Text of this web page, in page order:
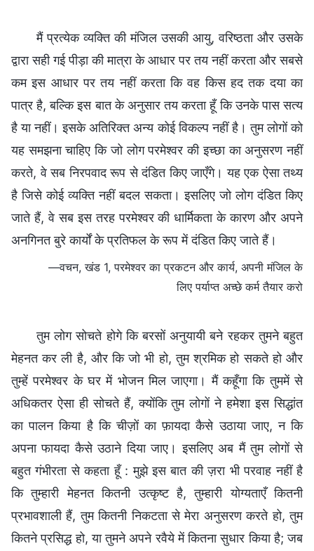
मैं प्रत्येक व्यक्ति की मंजिल उसकी आयु, वरिष्ठता और उसके
द्वारा सही गई पीड़ा की मात्रा के आधार पर तय नहीं करता और सबसे
कम इस आधार पर तय नहीं करता कि वह किस हद तक दया का
पात्र है, बल्कि इस बात के अनुसार तय करता हूँ कि उनके पास सत्य
है या नहीं। इसके अतिरिक्त अन्य कोई विकल्प नहीं है। तुम लोगों को
यह समझना चाहिए कि जो लोग परमेश्वर की इच्छा का अनुसरण नहीं
करते, वे सब निरपवाद रूप से दंडित किए जाएँगे। यह एक ऐसा तथ्य
है जिसे कोई व्यक्ति नहीं बदल सकता। इसलिए जो लोग दंडित किए
जाते हैं, वे सब इस तरह परमेश्वर की धार्मिकता के कारण और अपने
अनगिनत बुरे कार्यों के प्रतिफल के रूप में दंडित किए जाते हैं।
—वचन, खंड 1, परमेश्वर का प्रकटन और कार्य, अपनी मंजिल के
लिए पर्याप्त अच्छे कर्म तैयार करो
तुम लोग सोचते होगे कि बरसों अनुयायी बने रहकर तुमने बहुत
मेहनत कर ली है, और कि जो भी हो, तुम श्रमिक हो सकते हो और
तुम्हें परमेश्वर के घर में भोजन मिल जाएगा। मैं कहूँगा कि तुममें से
अधिकतर ऐसा ही सोचते हैं, क्योंकि तुम लोगों ने हमेशा इस सिद्धांत
का पालन किया है कि चीज़ों का फ़ायदा कैसे उठाया जाए, न कि
अपना फायदा कैसे उठाने दिया जाए। इसलिए अब मैं तुम लोगों से
बहुत गंभीरता से कहता हूँ : मुझे इस बात की ज़रा भी परवाह नहीं है
कि तुम्हारी मेहनत कितनी उत्कृष्ट है, तुम्हारी योग्यताएँ कितनी
प्रभावशाली हैं, तुम कितनी निकटता से मेरा अनुसरण करते हो, तुम
कितने प्रसिद्ध हो, या तुमने अपने रवैये में कितना सुधार किया है; जब